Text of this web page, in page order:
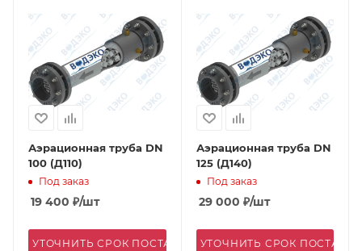
Аэрационная труба DN
100 (Д110)
Под заказ
19 400 ₽/шт
УТОЧНИТЬ СРОК ПОСТАВКИ
Аэрационная труба DN
125 (Д140)
Под заказ
29 000 ₽/шт
УТОЧНИТЬ СРОК